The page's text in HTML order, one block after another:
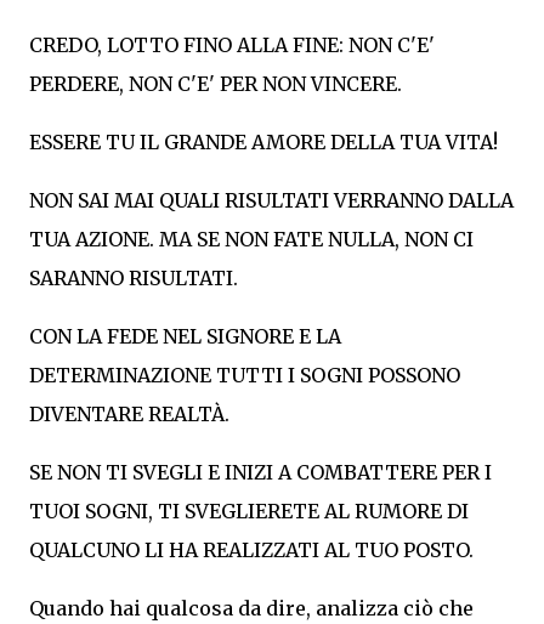
CREDO, LOTTO FINO ALLA FINE: NON C'E'
PERDERE, NON C'E' PER NON VINCERE.
ESSERE TU IL GRANDE AMORE DELLA TUA VITA!
NON SAI MAI QUALI RISULTATI VERRANNO DALLA
TUA AZIONE. MA SE NON FATE NULLA, NON CI
SARANNO RISULTATI.
CON LA FEDE NEL SIGNORE E LA
DETERMINAZIONE TUTTI I SOGNI POSSONO
DIVENTARE REALTÀ.
SE NON TI SVEGLI E INIZI A COMBATTERE PER I
TUOI SOGNI, TI SVEGLIERETE AL RUMORE DI
QUALCUNO LI HA REALIZZATI AL TUO POSTO.
Quando hai qualcosa da dire, analizza ciò che